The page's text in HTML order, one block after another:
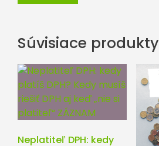
Súvisiace produkty
Neplatiteľ DPH: kedy